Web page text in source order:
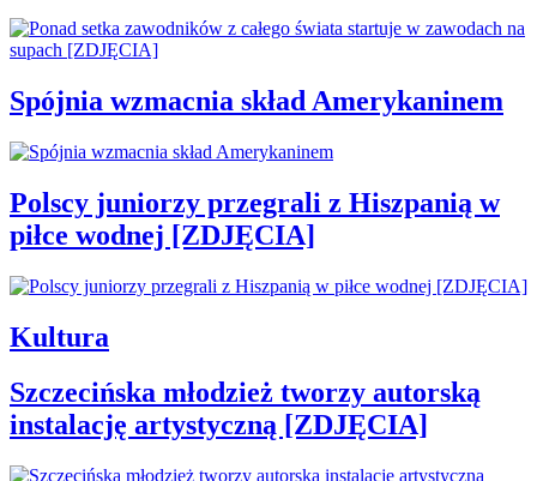
Spójnia wzmacnia skład Amerykaninem
Polscy juniorzy przegrali z Hiszpanią w
piłce wodnej [ZDJĘCIA]
Kultura
Szczecińska młodzież tworzy autorską
instalację artystyczną [ZDJĘCIA]